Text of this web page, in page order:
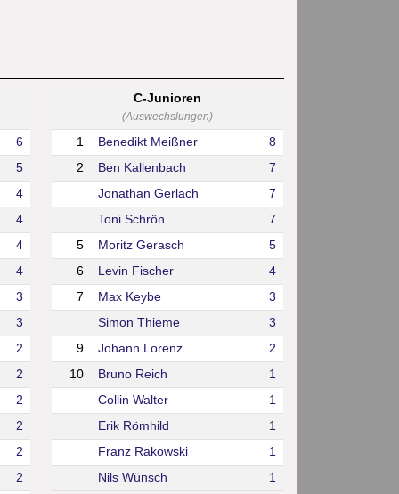
6
5
4
4
4
4
3
3
2
2
2
2
2
2
C-Junioren
(Auswechslungen)
1 Benedikt Meißner
8
2
Ben Kallenbach
7
Jonathan Gerlach
7
Toni Schrön
7
5
Moritz Gerasch
5
6
Levin Fischer
4
7
Max Keybe
3
Simon Thieme
3
9
Johann Lorenz
2
10
Bruno Reich
1
Collin Walter
1
Erik Römhild
1
Franz Rakowski
1
Nils Wünsch
1